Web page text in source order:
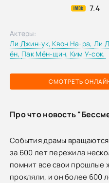
7.4
СМОТРЕТЬ
Актеры:
Ли Джин-ук, Квон На-ра, Ли
ён, Пак Мён-щин, Ким У-сок,
Про что новость
События драмы
за 600 лет пережила
помнит все свои прошлые
прокляли, и он более 600